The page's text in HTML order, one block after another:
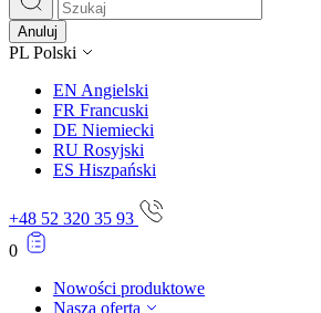
Anuluj
PL Polski
EN Angielski
FR Francuski
DE Niemiecki
RU Rosyjski
ES Hiszpański
+48 52 320 35 93
0
Nowości produktowe
Nasza oferta